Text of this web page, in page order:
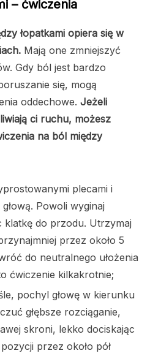
– ćwiczenia
łopatkami opiera się w
Mają one zmniejszyć
Gdy ból jest bardzo
się, mogą
oddechowe. Jeżeli
ci ruchu, możesz
na ból między
plecami i
Powoli wyginaj
klatkę do przodu. Utrzymaj
przez około 5
do neutralnego ułożenia
ćwiczenie kilkakrotnie;
pochyl głowę w kierunku
głębsze rozciąganie,
skroni, lekko dociskając
przez około pół